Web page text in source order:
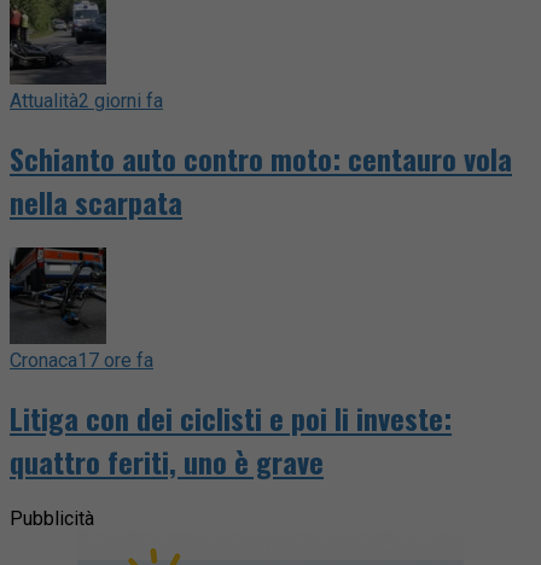
Attualità2 giorni fa
Schianto auto contro moto: centauro vola
nella scarpata
Cronaca17 ore fa
Litiga con dei ciclisti e poi li investe:
quattro feriti, uno è grave
Pubblicità